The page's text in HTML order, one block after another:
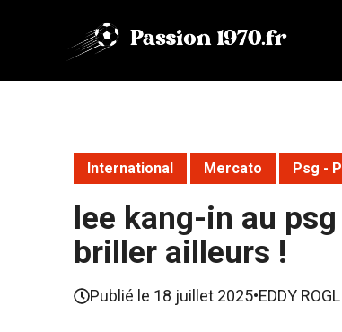
International Mercato Psg -
lee kang-in au
briller ailleurs !
Publié le 18 juillet 2025•EDDY